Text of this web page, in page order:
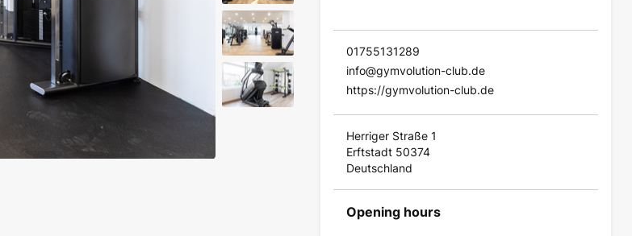
01755131289
info@gymvolution-club.de
https://gymvolution-club.de
Herriger Straße 1
Erftstadt 50374
Deutschland
Opening hours